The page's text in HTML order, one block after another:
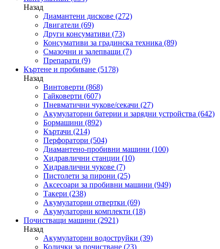
Назад
Диамантени дискове (272)
Двигатели (69)
Други консумативи (73)
Консумативи за градинска техника (89)
Смазочни и залепващи (7)
Препарати (9)
Къртене и пробиване (5178)
Назад
Винтоверти (868)
Гайковерти (607)
Пневматични чукове/секачи (27)
Акумулаторни батерии и зарядни устройства (642)
Бормашини (892)
Къртачи (214)
Перфоратори (504)
Диамантено-пробивни машини (100)
Хидравлични станции (10)
Хидравлични чукове (7)
Пистолети за пирони (25)
Аксесоари за пробивни машини (949)
Такери (238)
Акумулаторни отвертки (69)
Акумулаторни комплекти (18)
Почистващи машини (2921)
Назад
Акумулаторни водоструйки (39)
Колички за почистване (23)